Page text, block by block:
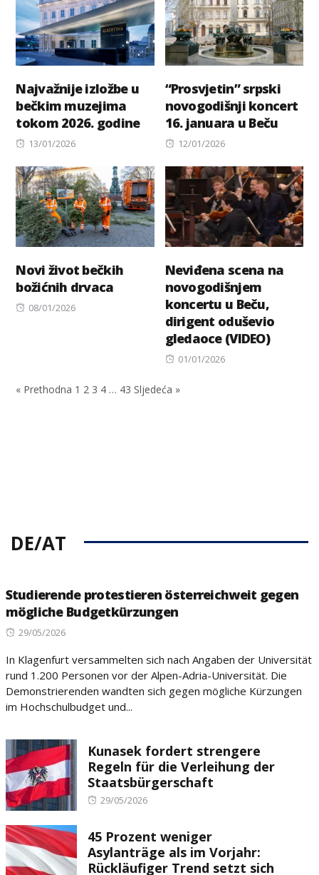
Najvažnije izložbe u
bečkim muzejima
tokom 2026. godine
Posted
13/01/2026
“Prosvjetin” srpski
novogodišnji koncert
16. januara u Beču
Posted
12/01/2026
Novi život bečkih
božićnih drvaca
Posted
08/01/2026
Neviđena scena na
novogodišnjem
koncertu u Beču,
dirigent oduševio
gledaoce (VIDEO)
Posted
01/01/2026
« Prethodna 1 2 3 4 … 43 Sljedeća »
DE/AT
Studierende protestieren österreichweit gegen
mögliche Budgetkürzungen
Posted
29/05/2026
In Klagenfurt versammelten sich nach Angaben der Universität
rund 1.200 Personen vor der Alpen-Adria-Universität. Die
Demonstrierenden wandten sich gegen mögliche Kürzungen
im Hochschulbudget und...
Kunasek fordert strengere
Regeln für die Verleihung der
Staatsbürgerschaft
Posted
29/05/2026
45 Prozent weniger
Asylanträge als im Vorjahr:
Rückläufiger Trend setzt sich